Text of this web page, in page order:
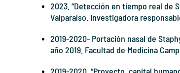
2023. “Detección en tiempo real de
Valparaíso. Investigadora
2019-2020- Portación nasal de
año 2019. Facultad de Medicina